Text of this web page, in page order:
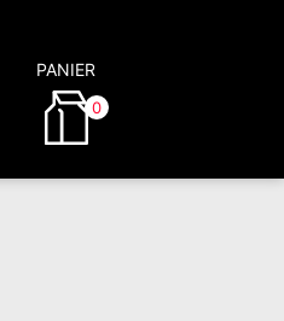
PANIER
0